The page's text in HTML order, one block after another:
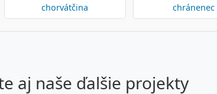
chorvátčina chránenec
aj naše ďalšie projekty